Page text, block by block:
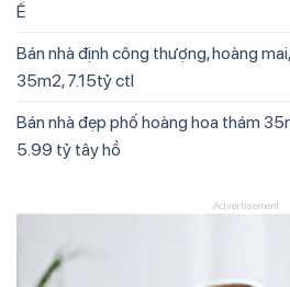
Ế
Bán nhà định công thượng, hoàng
35m2, 7.15tỷ ctl
Bán nhà đẹp phố hoàng hoa thám
5.99 tỷ tây hồ
Advertisement